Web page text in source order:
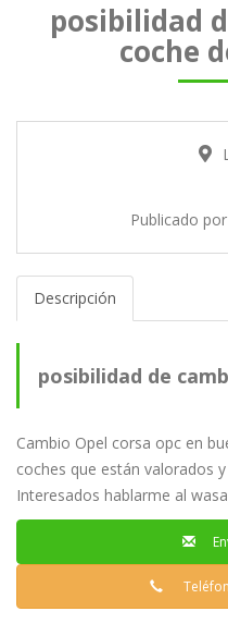
posibilidad
coche
Publicado por
Descripción
posibilidad de
Cambio Opel corsa opc en
coches que están valorados
Interesados hablarme al